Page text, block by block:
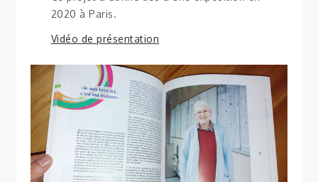
2020 à Paris.
Vidéo de présentation